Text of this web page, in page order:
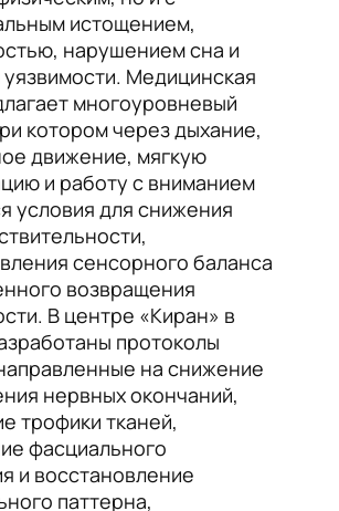
истощением,
нарушением сна и
Медицинская
многоуровневый
котором через дыхание,
движение, мягкую
и работу с вниманием
условия для снижения
сенсорного баланса
возвращения
В центре «Киран» в
протоколы
на снижение
нервных окончаний,
трофики тканей,
фасциального
и восстановление
паттерна,